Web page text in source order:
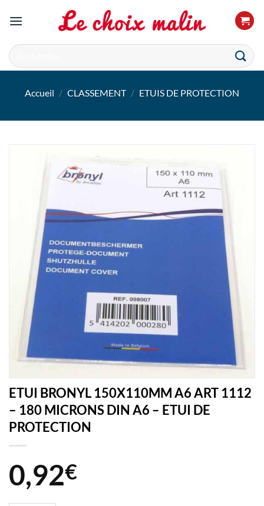
Recherche
pour :
Accueil / CLASSEMENT / ETUIS DE PROTECTION
ETUI BRONYL 150X110MM A6 ART 1112
– 180 MICRONS DIN A6 – ETUI DE
PROTECTION
0,92€